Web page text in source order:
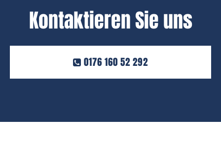
Kontaktieren Sie uns
0176 160 52 292